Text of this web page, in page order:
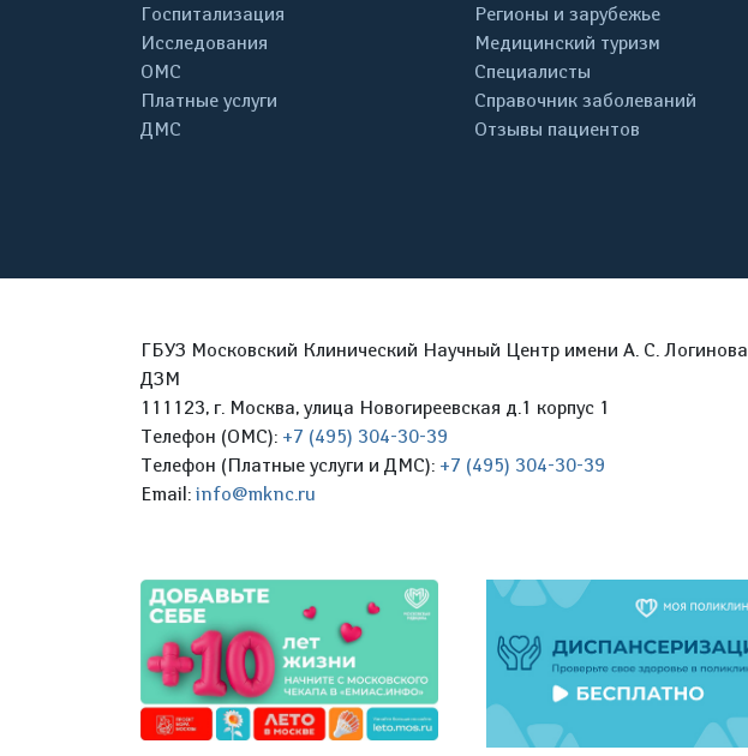
Госпитализация
Исследования
ОМС
Платные услуги
ДМС
Регионы и зарубежье
Медицинский туризм
Специалисты
Справочник заболеваний
Отзывы пациентов
ГБУЗ Московский Клинический Научный Центр имени А. С. Логинова
ДЗМ
111123, г. Москва, улица Новогиреевская д.1 корпус 1
Телефон (ОМС): +7 (495) 304-30-39
Телефон (Платные услуги и ДМС): +7 (495) 304-30-39
Email: info@mknc.ru